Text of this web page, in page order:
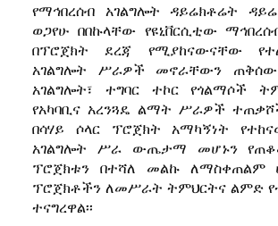
የማኅበረሰብ አገልግሎት ዳይሬክቶሬት
ወጋየሁ በበኩላቸው የዩኒቨርሲቲው
በፕሮጀክት ደረጃ የሚያከናውናቸው
አገልግሎት ሥራዎች መኖራቸውን
አገልግሎት፣ ተግባር ተኮር የጎልማሶች
የአካባቢና አረንጓዴ ልማት ሥራዎች
በሳሃይ ሶላር ፕሮጀክት አማካኝነት
አገልግሎት ሥራ ውጤታማ መሆኑን
ፕሮጀክቱን በተሻለ መልኩ ለማስቀጠልም
ፕሮጀክቶችን ለመሥራት ትምህርትና ልምድ
ተናግረዋል፡፡